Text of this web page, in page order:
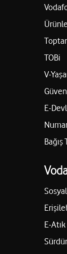
TOBi
V-
E-
E-